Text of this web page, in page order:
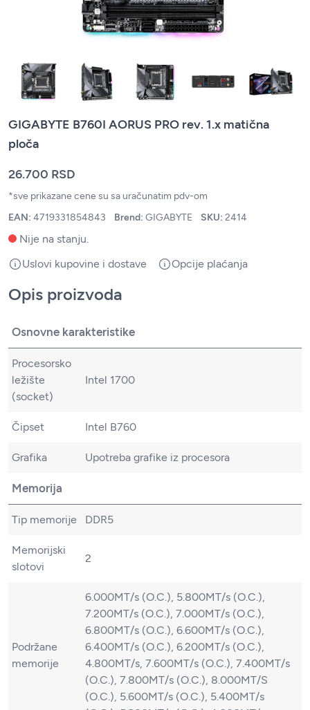
GIGABYTE B760I AORUS PRO rev. 1.x matična
ploča
26.700 RSD
*sve prikazane cene su sa uračunatim pdv-om
EAN: 4719331854843 Brend: GIGABYTE SKU: 2414
Nije na stanju.
Uslovi kupovine i dostave
Opcije plaćanja
Opis proizvoda
Osnovne karakteristike
Procesorsko
ležište
(socket)
Intel 1700
Čipset Intel B760
Grafika Upotreba grafike iz procesora
Memorija
Tip memorije DDR5
Memorijski
slotovi
2
Podržane
memorije
6.000MT/s (O.C.), 5.800MT/s (O.C.),
7.200MT/s (O.C.), 7.000MT/s (O.C.),
6.800MT/s (O.C.), 6.600MT/s (O.C.),
6.400MT/s (O.C.), 6.200MT/s (O.C.),
4.800MT/s, 7.600MT/s (O.C.), 7.400MT/s
(O.C.), 7.800MT/s (O.C.), 8.000MT/S
(O.C.), 5.600MT/s (O.C.), 5.400MT/s